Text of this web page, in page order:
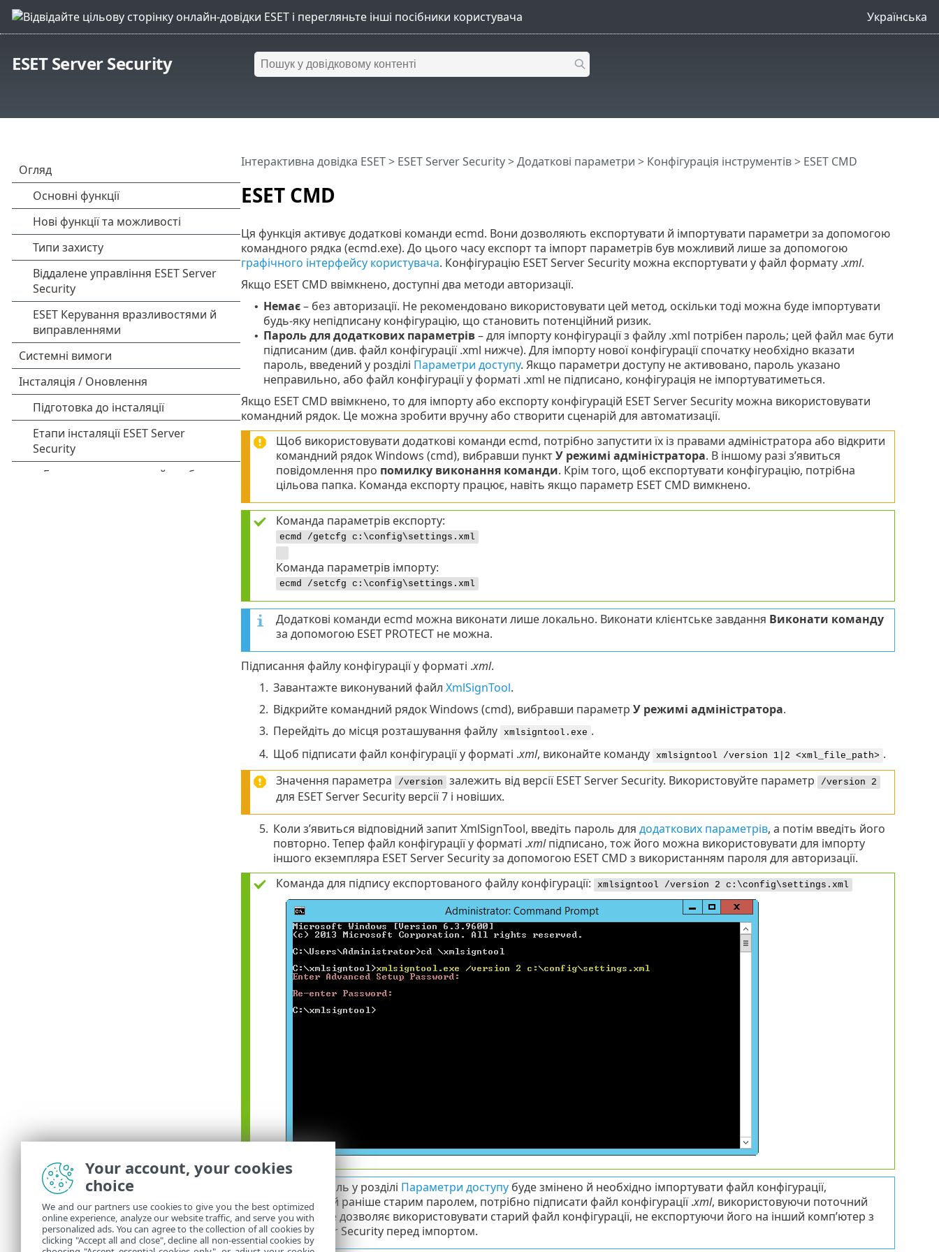
Українська
ESET Server Security
ESET CMD
Інтерактивна довідка ESET> ESET Server Security>Додаткові параметри > Конфігурація інструментів> ESET CMD
Ця функція активує додаткові команди ecmd. Вони дозволяють експортувати й імпортувати параметри за допомогою
командного рядка (ecmd.exe). До цього часу експорт та імпорт параметрів був можливий лише за допомогою
графічного інтерфейсу користувача. Конфігурацію ESET Server Security можна експортувати у файл формату .xml.
Якщо ESET CMD ввімкнено, доступні два методи авторизації.
• Немає– без авторизації. Не рекомендовано використовувати цей метод, оскільки тоді можна буде імпортувати
будь-яку непідписану конфігурацію, що становить потенційний ризик.
• Пароль для додаткових параметрів– для імпорту конфігурації з файлу .xml потрібен пароль; цей файл має бути
підписаним (див. файл конфігурації .xml нижче). Для імпорту нової конфігурації спочатку необхідно вказати
пароль, введений у розділі Параметри доступу. Якщо параметри доступу не активовано, пароль указано
неправильно, або файл конфігурації у форматі .xml не підписано, конфігурація не імпортуватиметься.
Якщо ESET CMD ввімкнено, то для імпорту або експорту конфігурацій ESET Server Security можна використовувати
командний рядок. Це можна зробити вручну або створити сценарій для автоматизації.
Щоб використовувати додаткові команди ecmd, потрібно запустити їх із правами адміністратора або відкрити
командний рядок Windows (cmd), вибравши пунктУ режимі адміністратора. В іншому разі з’явиться
повідомлення про помилку виконання команди. Крім того, щоб експортувати конфігурацію, потрібна
цільова папка. Команда експорту працює, навіть якщо параметр ESET CMD вимкнено.
Команда параметрів експорту:
ecmd /getcfg c:\config\settings.xml
Команда параметрів імпорту:
ecmd /setcfg c:\config\settings.xml
Додаткові команди ecmd можна виконати лише локально. Виконати клієнтське завдання Виконати команду
за допомогою ESET PROTECT не можна.
Підписання файлу конфігурації у форматі .xml.
1. Завантажте виконуваний файл XmlSignTool.
2. Відкрийте командний рядок Windows (cmd), вибравши параметр У режимі адміністратора.
3. Перейдіть до місця розташування файлу xmlsigntool.exe .
4. Щоб підписати файл конфігурації у форматі .xml, виконайте команду xmlsigntool /version 1|2 <xml_file_path> .
Значення параметра
/version залежить від версії ESET Server Security. Використовуйте параметр /version 2
для ESET Server Security версії 7 і новіших.
5. Коли з’явиться відповідний запит XmlSignTool, введіть пароль для додаткових параметрів, а потім введіть його
повторно. Тепер файл конфігурації у форматі .xmlпідписано, тож його можна використовувати для імпорту
іншого екземпляра ESET Server Security за допомогою ESET CMD з використанням пароля для авторизації.
Команда для підпису експортованого файлу конфігурації:
xmlsigntool /version 2 c:\config\settings.xml
Якщо пароль у розділі Параметри доступубуде змінено й необхідно імпортувати файл конфігурації,
підписаний раніше старим паролем, потрібно підписати файл конфігурації .xml, використовуючи поточний
пароль. Це дозволяє використовувати старий файл конфігурації, не експортуючи його на інший комп’ютер з
ESET Server Security перед імпортом.
Your account, your cookies
choice
We and our partners use cookies to give you the best optimized
online experience, analyze our website traffic, and serve you with
personalized ads. You can agree to the collection of all cookies by
clicking "Accept all and close", decline all non-essential cookies by